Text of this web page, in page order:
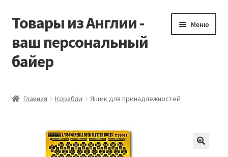
Перейти
навигации
Перейти
содержимому
Товары из Англии -
ваш персональный
байер
Меню
Заказать Vitabiotics
Главная Корабли Ящик для принадлежностей